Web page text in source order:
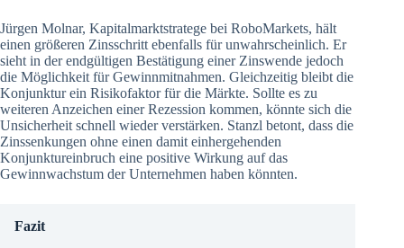
Jürgen Molnar, Kapitalmarktstratege bei RoboMarkets, hält
einen größeren Zinsschritt ebenfalls für unwahrscheinlich. Er
sieht in der endgültigen Bestätigung einer Zinswende jedoch
die Möglichkeit für Gewinnmitnahmen. Gleichzeitig bleibt die
Konjunktur ein Risikofaktor für die Märkte. Sollte es zu
weiteren Anzeichen einer Rezession kommen, könnte sich die
Unsicherheit schnell wieder verstärken. Stanzl betont, dass die
Zinssenkungen ohne einen damit einhergehenden
Konjunktureinbruch eine positive Wirkung auf das
Gewinnwachstum der Unternehmen haben könnten.
Fazit